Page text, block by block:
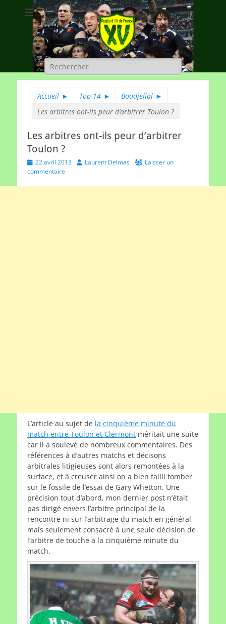
Rugby à XV de
France
A chacun son rugby
Rechercher :
Accueil ► Top 14 ► Boudjellal ►
Les arbitres ont-ils peur d’arbitrer Toulon ?
Les arbitres ont-ils peur d’arbitrer
Toulon ?
Posted
on
22 avril 2013 AuthorLaurent Delmas
Laisser un
commentaire
L’article au sujet de la cinquième minute du
match entre Toulon et Clermont méritait une suite
car il a soulevé de nombreux commentaires. Des
références à d’autres matchs et décisons
arbitrales litigieuses sont alors remontées à la
surface, et à creuser ainsi on a bien failli tomber
sur le fossile de l’essai de Gary Whetton. Une
précision tout d’abord, mon dernier post n’était
pas dirigé envers l’arbitre principal de la
rencontre ni sur l’arbitrage du match en général,
mais seulement consacré à une seule décision de
l’arbitre de touche à la cinquième minute du
match.